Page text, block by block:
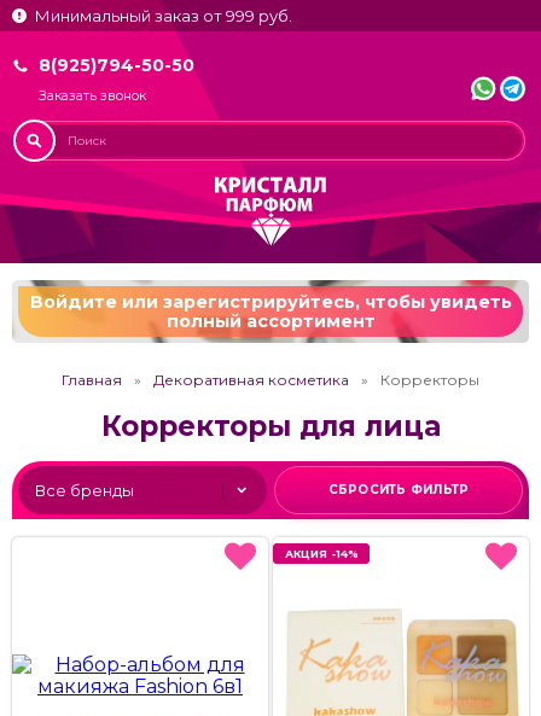
Минимальный заказ от 999 руб.
8(925)794-50-50
Заказать звонок
Войдите или зарегистрируйтесь,чтобы увидеть
полный ассортимент
Главная Декоративная косметика Корректоры
Корректоры для лица
СБРОСИТЬ ФИЛЬТР
АКЦИЯ -14%
АКЦИЯ -14%